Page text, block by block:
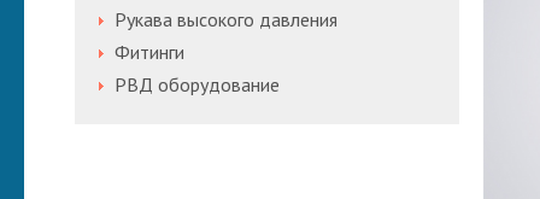
Рукава высокого давления
Фитинги
РВД оборудование